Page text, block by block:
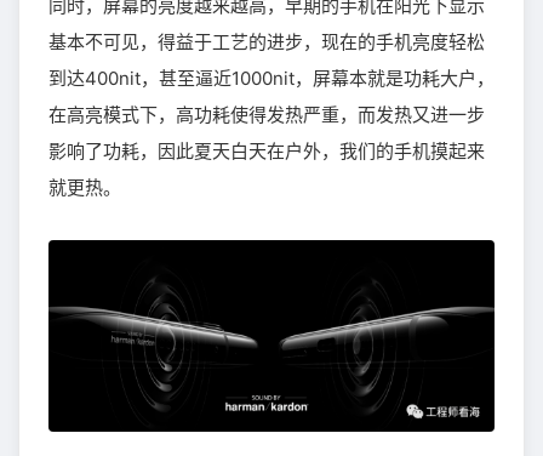
同时，屏幕的亮度越来越高，早期的手机在阳光下显示
基本不可见，得益于工艺的进步，现在的手机亮度轻松
到达400nit，甚至逼近1000nit，屏幕本就是功耗大户，
在高亮模式下，高功耗使得发热严重，而发热又进一步
影响了功耗，因此夏天白天在户外，我们的手机摸起来
就更热。